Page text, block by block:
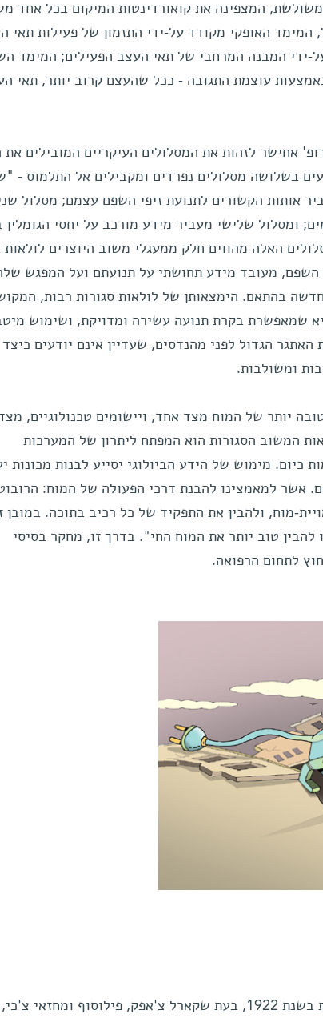
המצפינה את קואורדינטות המיקום בכל אחד
המימד האופקי מקודד על-ידי התזמון של פעילות תאי
ידי המבנה המרחבי של תאי העצב הפעילים; המימד
עוצמת התגובה - ככל שהעצם קרוב יותר, תאי
אחישר לזהות את המסלולים העיקריים המובילים את
בשלושה מסלולים נפרדים ומקבילים אל התלמוס -
אותות הקשורים לתנועת זיפי השפם עצמם; מסלול
ומסלול שלישי מעביר מידע מורכב על יחסי הגומלין
האלה מהווים חלק ממעגלי משוב היוצרים לולאות
השפם, מעובד מידע תחושתי על תנועתם ועל המפגש
בהתאם. הימצאותן של לולאות סגורות רבות,
שמאפשרת בקרת תנועה עשירה ומדויקת, ושימוש
הגדול לפני מהנדסים, שעדיין אינם יודעים כיצד
ומשולבות.
יותר של המוח מצד אחד, ויישומים טכנולוגיים,
המשוב הסגורות הוא המפתח ליתרון של המערכות
כיום. מימוש של הידע הביולוגי יסייע לבנות מכונות
אשר למאמצינו להבנת דרכי הפעולה של המוח:
מוח, ולהבין את התפקיד של כל רכיב בתוכה. במובן
טוב יותר את המוח החי". בדרך זו, מחקר בסיסי
לתחום הרפואה.
הרובוט הראשון פרץ אל התודעה האנושית בשנת 1922, בעת שקארל צ'אפק, פילוסוף